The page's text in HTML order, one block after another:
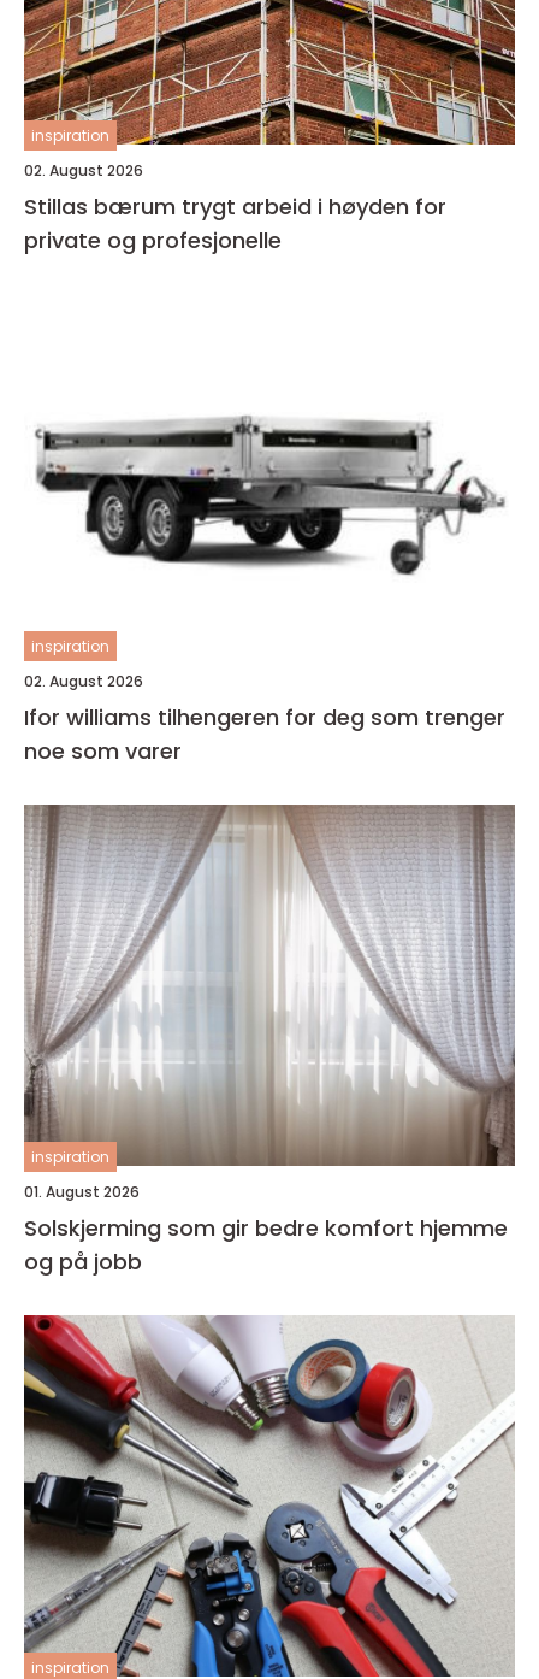
inspiration
02. August 2026
Stillas bærum trygt arbeid i høyden for
private og profesjonelle
inspiration
02. August 2026
Ifor williams tilhengeren for deg som trenger
noe som varer
inspiration
01. August 2026
Solskjerming som gir bedre komfort hjemme
og på jobb
inspiration